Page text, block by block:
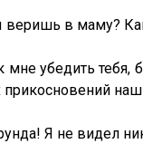
в маму?
мне убедить
прикосновений
Я не видел